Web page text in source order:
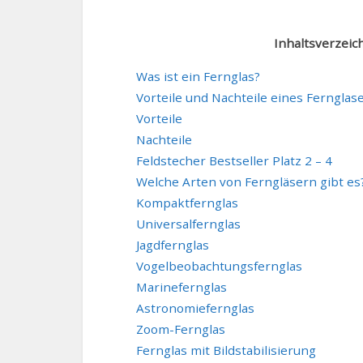
Was ist ein Fernglas?
Vorteile und Nachteile eines
Vorteile
Nachteile
Feldstecher Bestseller Platz 2 – 4
Welche Arten von Ferngläsern gibt
Kompaktfernglas
Universalfernglas
Jagdfernglas
Vogelbeobachtungsfernglas
Marinefernglas
Astronomiefernglas
Zoom-Fernglas
Fernglas mit Bildstabilisierung